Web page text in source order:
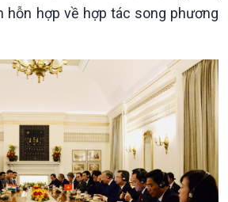
hỗn hợp về hợp tác song phương